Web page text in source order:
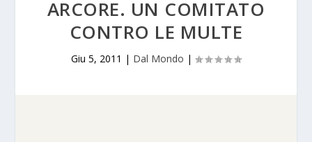
ARCORE. UN COMITATO
CONTRO LE MULTE
Giu 5, 2011 | Dal Mondo |